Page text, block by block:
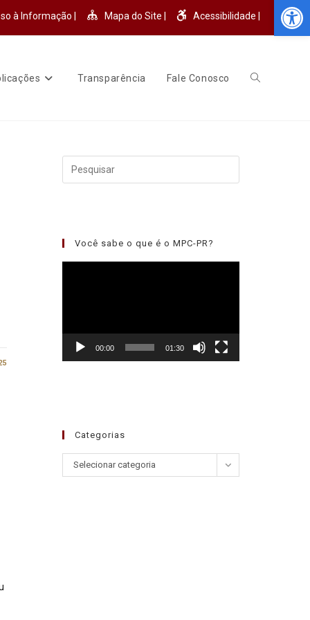
à Informação | Mapa do Site | Acessibilidade |
Transparência Fale Conosco
Você sabe o que é o MPC-PR?
00:00 01:30
Categorias
Selecionar categoria